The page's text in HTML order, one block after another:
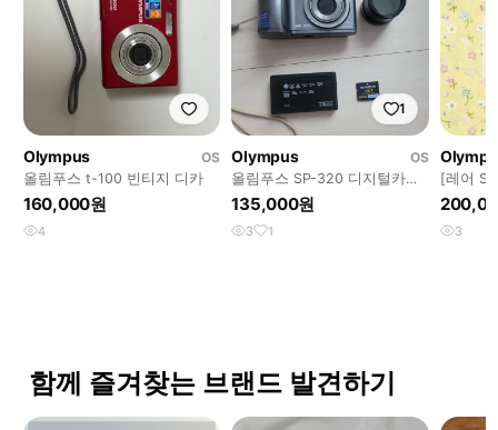
Olympus
OS
올림푸스 t-100 빈티지 디카
160,000원
4
1
Olympus
OS
올림푸스 SP-320 디지털카메
라
135,000원
3 1
[레어 S
X-785 /
3
함께 즐겨찾는 브랜드 발견하기